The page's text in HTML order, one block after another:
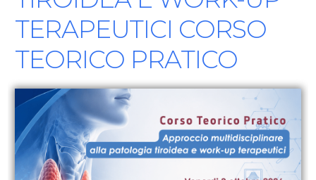
TERAPEUTICI CORSO
TEORICO PRATICO